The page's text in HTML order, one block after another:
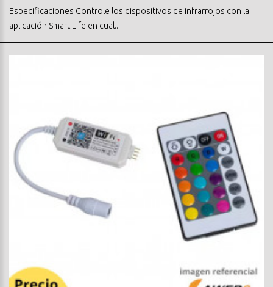
Especificaciones Controle los dispositivos de infrarrojos con la
aplicación Smart Life en cual..